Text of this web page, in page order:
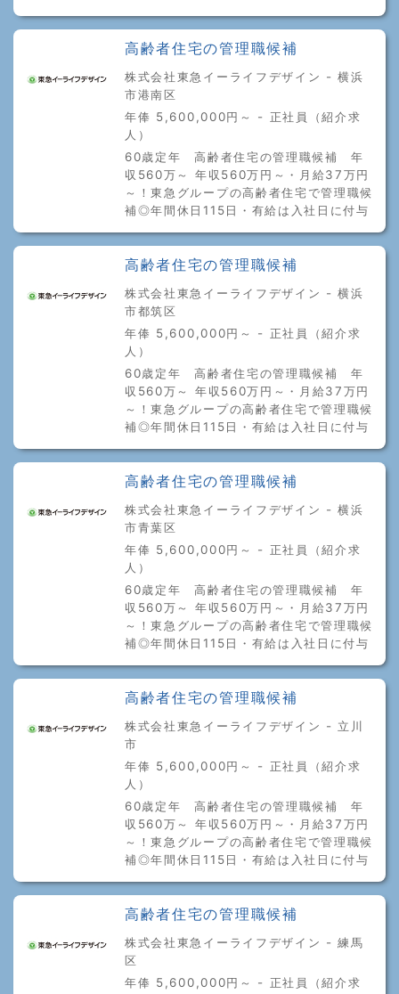
高齢者住宅の管理職候補
株式会社東急イーライフデザイン - 横浜
市港南区
年俸 5,600,000円～ - 正社員（紹介求
人）
60歳定年 高齢者住宅の管理職候補 年
収560万～ 年収560万円～・月給37万円
～！東急グループの高齢者住宅で管理職候
補◎年間休日115日・有給は入社日に付与
高齢者住宅の管理職候補
株式会社東急イーライフデザイン - 横浜
市都筑区
年俸 5,600,000円～ - 正社員（紹介求
人）
60歳定年 高齢者住宅の管理職候補 年
収560万～ 年収560万円～・月給37万円
～！東急グループの高齢者住宅で管理職候
補◎年間休日115日・有給は入社日に付与
高齢者住宅の管理職候補
株式会社東急イーライフデザイン - 横浜
市青葉区
年俸 5,600,000円～ - 正社員（紹介求
人）
60歳定年 高齢者住宅の管理職候補 年
収560万～ 年収560万円～・月給37万円
～！東急グループの高齢者住宅で管理職候
補◎年間休日115日・有給は入社日に付与
高齢者住宅の管理職候補
株式会社東急イーライフデザイン - 立川
市
年俸 5,600,000円～ - 正社員（紹介求
人）
60歳定年 高齢者住宅の管理職候補 年
収560万～ 年収560万円～・月給37万円
～！東急グループの高齢者住宅で管理職候
補◎年間休日115日・有給は入社日に付与
高齢者住宅の管理職候補
株式会社東急イーライフデザイン - 練馬
区
年俸 5,600,000円～ - 正社員（紹介求